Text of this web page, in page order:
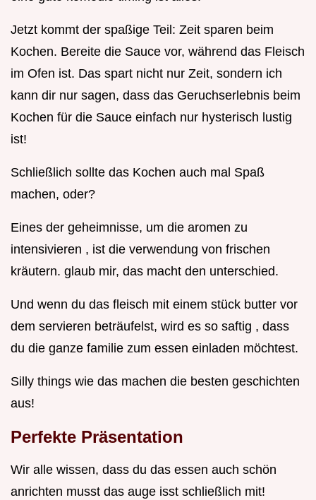
Jetzt kommt der spaßige Teil: Zeit sparen beim
Kochen. Bereite die Sauce vor, während das Fleisch
im Ofen ist. Das spart nicht nur Zeit, sondern ich
kann dir nur sagen, dass das Geruchserlebnis beim
Kochen für die Sauce einfach nur hysterisch lustig
ist!
Schließlich sollte das Kochen auch mal Spaß
machen, oder?
Eines der geheimnisse, um die aromen zu
intensivieren , ist die verwendung von frischen
kräutern. glaub mir, das macht den unterschied.
Und wenn du das fleisch mit einem stück butter vor
dem servieren beträufelst, wird es so saftig , dass
du die ganze familie zum essen einladen möchtest.
Silly things wie das machen die besten geschichten
aus!
Perfekte Präsentation
Wir alle wissen, dass du das essen auch schön
anrichten musst das auge isst schließlich mit!